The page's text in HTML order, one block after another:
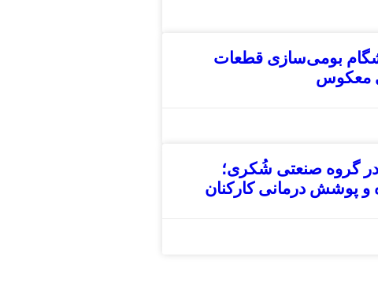
بومی‌سازی قطعات
معکوس
گروه صنعتی شُکری؛
و پوشش درمانی کارکنان